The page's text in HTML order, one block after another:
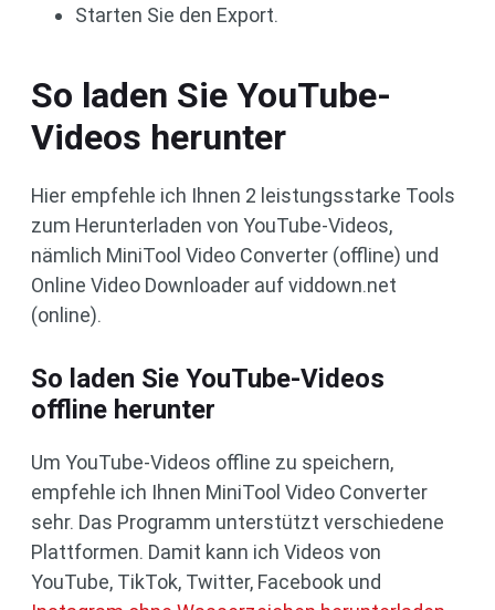
Starten Sie den Export.
So laden Sie YouTube-
Videos herunter
Hier empfehle ich Ihnen 2 leistungsstarke Tools
zum Herunterladen von YouTube-Videos,
nämlich MiniTool Video Converter (offline) und
Online Video Downloader auf viddown.net
(online).
So laden Sie YouTube-Videos
offline herunter
Um YouTube-Videos offline zu speichern,
empfehle ich Ihnen MiniTool Video Converter
sehr. Das Programm unterstützt verschiedene
Plattformen. Damit kann ich Videos von
YouTube, TikTok, Twitter, Facebook und